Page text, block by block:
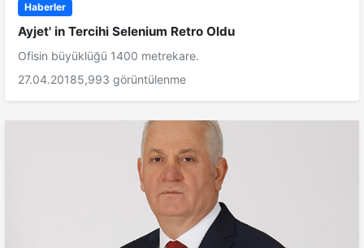
Haberler
Ayjet' in Tercihi Selenium Retro Oldu
Ofisin büyüklüğü 1400 metrekare.
27.04.20185,993 görüntülenme